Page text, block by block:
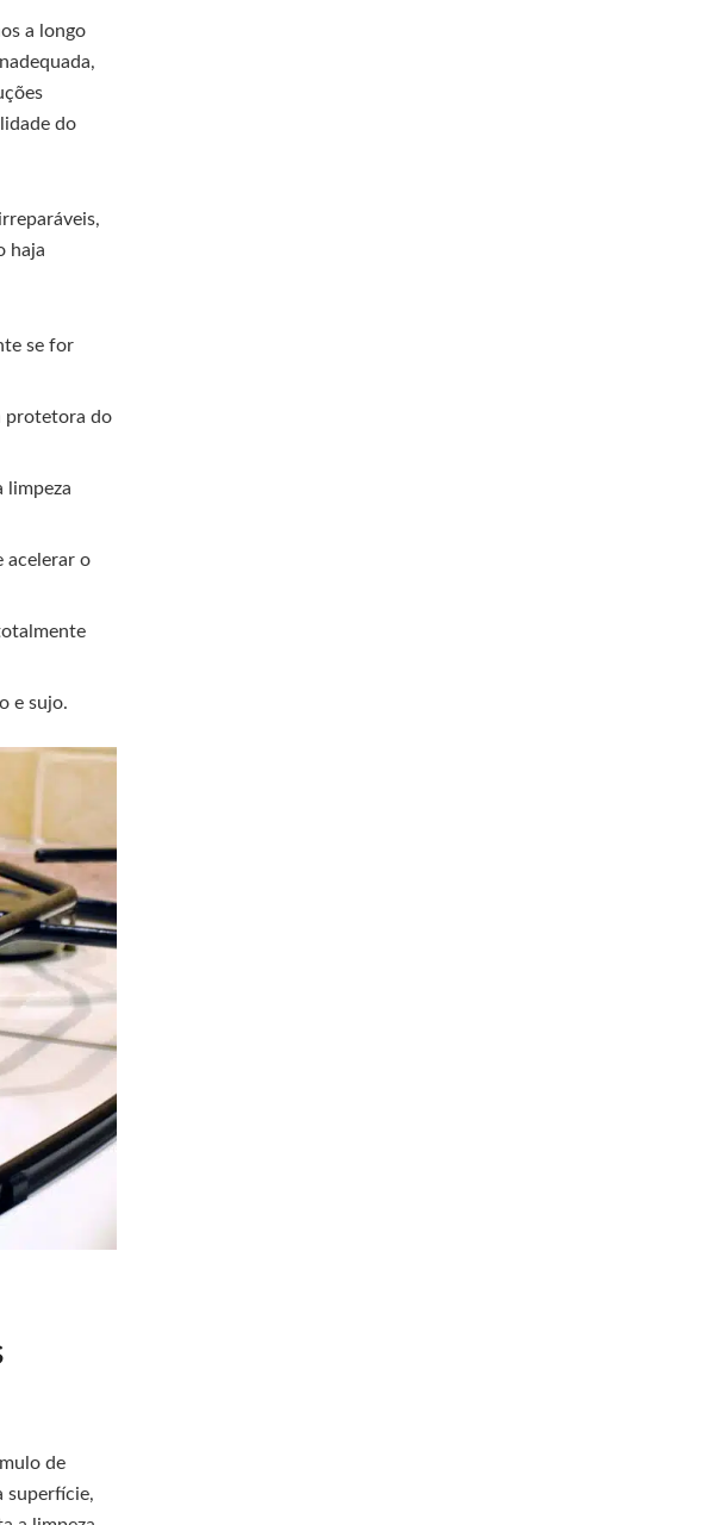
a longo
do
haja
se for
protetora do
limpeza
acelerar o
e sujo.
de
superfície,